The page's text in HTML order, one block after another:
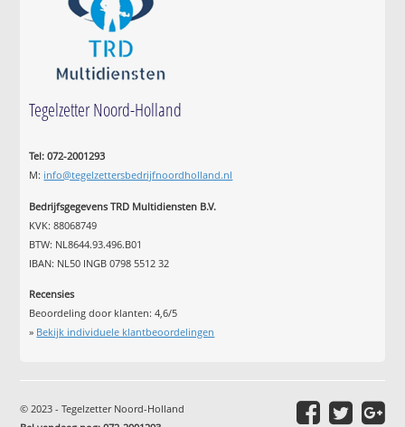
Tegelzetter Noord-Holland
Tel: 072-2001293
M: info@tegelzettersbedrijfnoordholland.nl
Bedrijfsgegevens TRD Multidiensten B.V.
KVK: 88068749
BTW: NL8644.93.496.B01
IBAN: NL50 INGB 0798 5512 32
Recensies
Beoordeling door klanten:4,6/5
» Bekijk individuele klantbeoordelingen
© 2023 - Tegelzetter Noord-Holland